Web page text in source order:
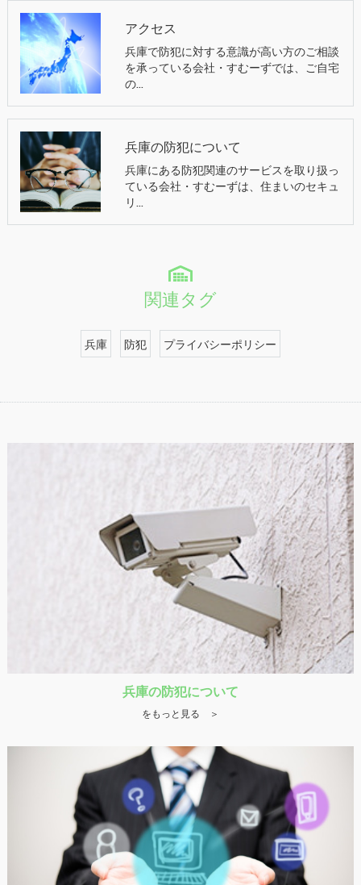
アクセス
兵庫で防犯に対する意識が高い方のご相談
を承っている会社・すむーずでは、ご自宅
の…
兵庫の防犯について
兵庫にある防犯関連のサービスを取り扱っ
ている会社・すむーずは、住まいのセキュ
リ…
関連タグ
兵庫 防犯 プライバシーポリシー
兵庫の防犯について
をもっと見る ＞